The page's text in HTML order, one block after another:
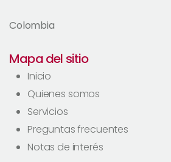
Colombia
Mapa del sitio
Inicio
Quienes somos
Servicios
Preguntas frecuentes
Notas de interés